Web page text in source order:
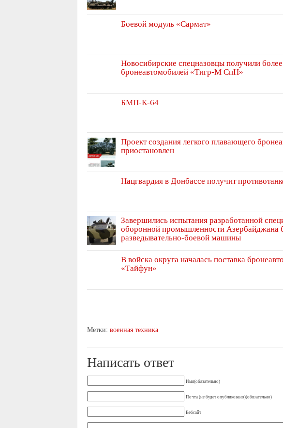
Боевой модуль «Сармат»
Новосибирские спецназовцы получили
бронеавтомобилей «Тигр-М СпН»
БМП-К-64
Проект создания легкого плавающего
приостановлен
Нацгвардия в Донбассе получит
Завершились испытания разработанной
оборонной промышленности Азербайджана
разведывательно-боевой машины
В войска округа началась поставка
«Тайфун»
Метки: военная техника
Написать ответ
Имя(обязательно)
Почта (не будет опубликовано)(обязательно)
Вебсайт